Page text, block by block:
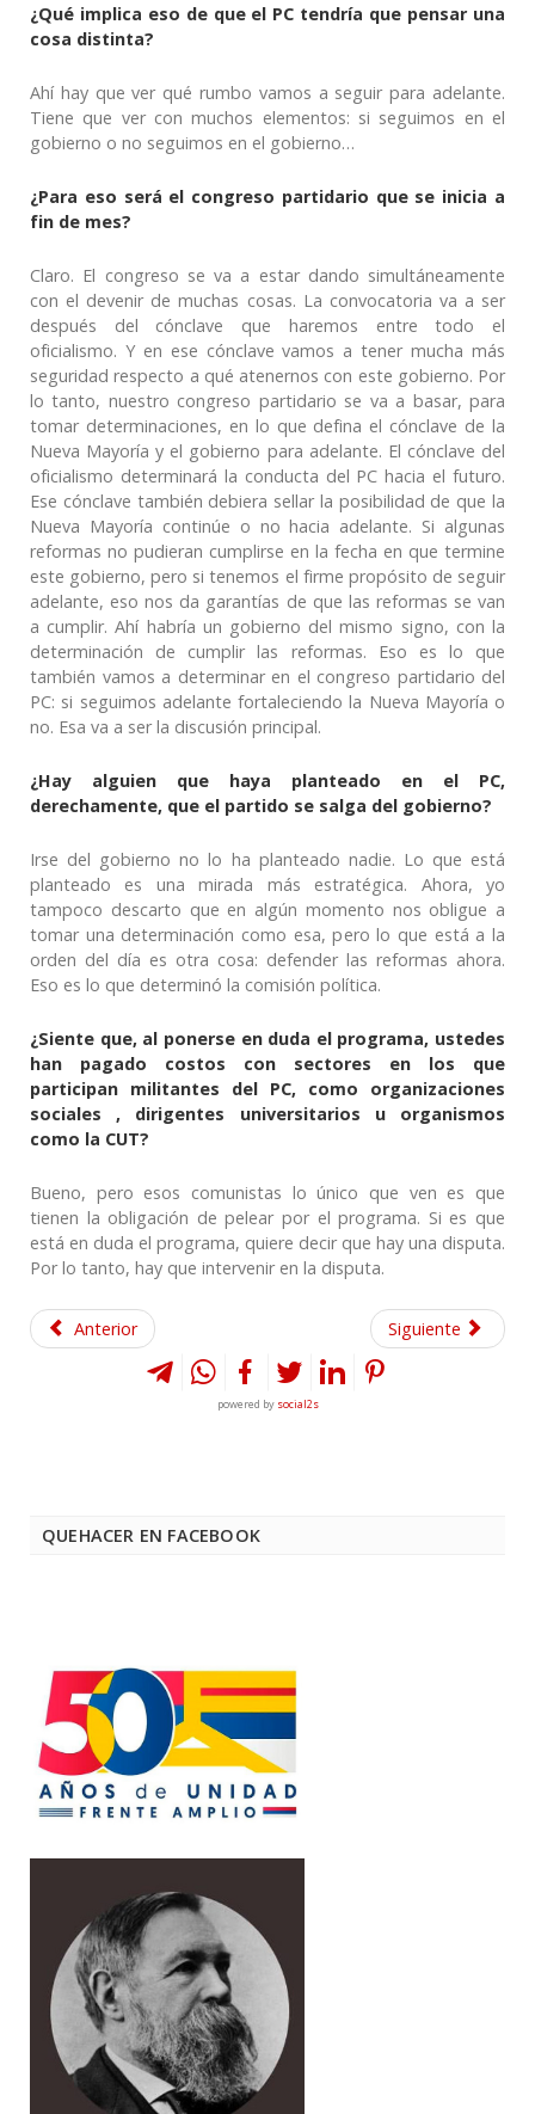
¿Qué implica eso de que el PC tendría que pensar una
cosa distinta?
Ahí hay que ver qué rumbo vamos a seguir para adelante.
Tiene que ver con muchos elementos: si seguimos en el
gobierno o no seguimos en el gobierno…
¿Para eso será el congreso partidario que se inicia a
fin de mes?
Claro. El congreso se va a estar dando simultáneamente
con el devenir de muchas cosas. La convocatoria va a ser
después del cónclave que haremos entre todo el
oficialismo. Y en ese cónclave vamos a tener mucha más
seguridad respecto a qué atenernos con este gobierno. Por
lo tanto, nuestro congreso partidario se va a basar, para
tomar determinaciones, en lo que defina el cónclave de la
Nueva Mayoría y el gobierno para adelante. El cónclave del
oficialismo determinará la conducta del PC hacia el futuro.
Ese cónclave también debiera sellar la posibilidad de que la
Nueva Mayoría continúe o no hacia adelante. Si algunas
reformas no pudieran cumplirse en la fecha en que termine
este gobierno, pero si tenemos el firme propósito de seguir
adelante, eso nos da garantías de que las reformas se van
a cumplir. Ahí habría un gobierno del mismo signo, con la
determinación de cumplir las reformas. Eso es lo que
también vamos a determinar en el congreso partidario del
PC: si seguimos adelante fortaleciendo la Nueva Mayoría o
no. Esa va a ser la discusión principal.
¿Hay alguien que haya planteado en el PC,
derechamente, que el partido se salga del gobierno?
Irse del gobierno no lo ha planteado nadie. Lo que está
planteado es una mirada más estratégica. Ahora, yo
tampoco descarto que en algún momento nos obligue a
tomar una determinación como esa, pero lo que está a la
orden del día es otra cosa: defender las reformas ahora.
Eso es lo que determinó la comisión política.
¿Siente que, al ponerse en duda el programa, ustedes
han pagado costos con sectores en los que
participan militantes del PC, como organizaciones
sociales , dirigentes universitarios u organismos
como la CUT?
Bueno, pero esos comunistas lo único que ven es que
tienen la obligación de pelear por el programa. Si es que
está en duda el programa, quiere decir que hay una disputa.
Por lo tanto, hay que intervenir en la disputa.
Anterior Siguiente
powered by social2s
QUEHACER EN FACEBOOK